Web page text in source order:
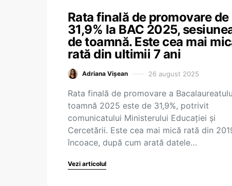
Rata finală de promovare de
31,9% la BAC 2025,
de toamnă. Este cea mai
rată din ultimii 7 ani
Adriana Vișean 26 august 2025
Rata finală de promovare a
toamnă 2025 este de 31,9%, potrivit
comunicatului Ministerului Educației și
Cercetării. Este cea mai mică rată din
încoace, după cum arată datele…
Vezi articolul